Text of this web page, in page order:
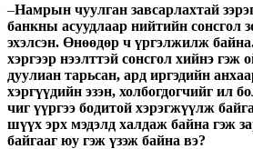
–Намрын чуулган завсарлахтай
банкны асуудлаар нийтийн сонсгол
эхэлсэн. Өнөөдөр ч үргэлжилж
хэргээр нээлттэй сонсгол хийнэ гэж
дуулиан тарьсан, ард иргэдийн
хэргүүдийн эзэн, холбогдогчийг ил
чиг үүргээ бодитой хэрэгжүүлж
шүүх эрх мэдэлд халдаж байна гэж
байгааг юу гэж үзэж байна вэ?